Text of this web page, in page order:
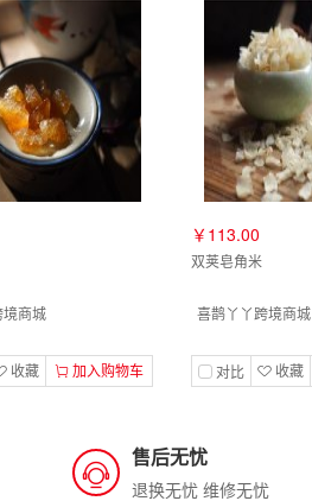
商城
收藏 加入购物车
￥113.00
双荚皂角米
喜鹊丫丫跨境商城
对比 收藏
售后无忧
退换无忧 维修无忧